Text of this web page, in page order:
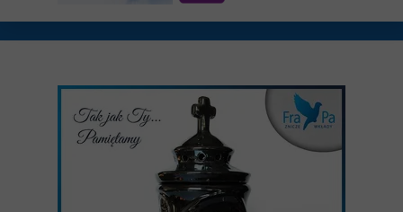
Znicze NOWOŚCI
Znicze